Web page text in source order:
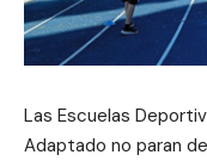
Las Escuelas
Adaptado no paran